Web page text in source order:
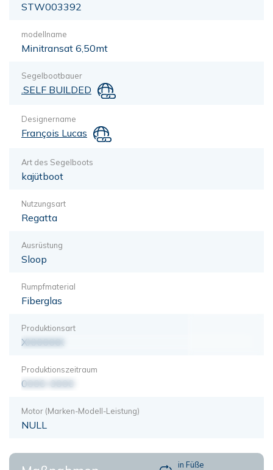
STW003392
modellname
Minitransat 6,50mt
Segelbootbauer
.SELF BUILDED
Designername
François Lucas
Art des Segelboots
kajütboot
Nutzungsart
Regatta
Ausrüstung
Sloop
Rumpfmaterial
Fiberglas
Produktionsart
XXXXXXX
Produktionszeitraum
0000-0000
Motor (Marken-Modell-Leistung)
NULL
in Füße